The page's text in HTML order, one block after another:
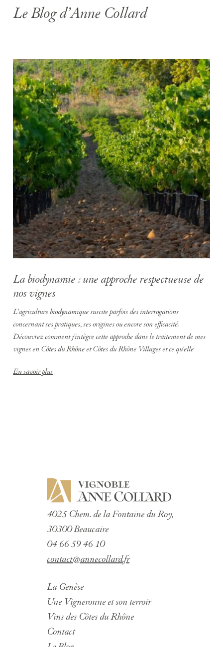
Le Blog d’Anne Collard
La biodynamie : une approche respectueuse de
nos vignes
L'agriculture biodynamique suscite parfois des interrogations
concernant ses pratiques, ses origines ou encore son efficacité.
Découvrez comment j'intègre cette approche dans le traitement de mes
vignes en Côtes du Rhône et Côtes du Rhône Villages et ce qu'elle
En savoir plus
4025 Chem. de la Fontaine du Roy,
30300 Beaucaire
04 66 59 46 10
contact@annecollard.fr
La Genèse
Une Vigneronne et son terroir
Vins des Côtes du Rhône
Contact